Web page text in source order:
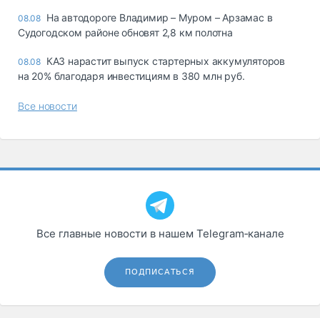
08.08 На автодороге Владимир – Муром – Арзамас в
Судогодском районе обновят 2,8 км полотна
08.08 КАЗ нарастит выпуск стартерных аккумуляторов
на 20% благодаря инвестициям в 380 млн руб.
Все новости
Все главные новости в нашем Telegram‑канале
ПОДПИСАТЬСЯ